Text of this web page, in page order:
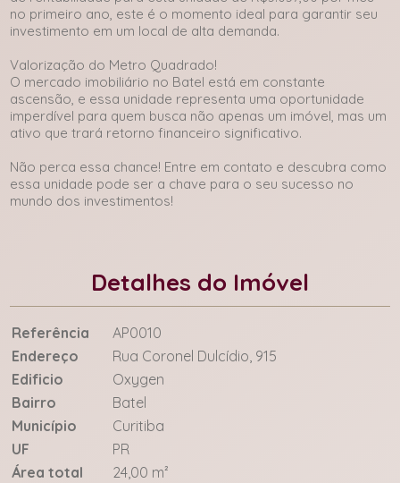
no primeiro ano, este é o momento ideal para garantir seu
investimento em um local de alta demanda.
Valorização do Metro Quadrado!
O mercado imobiliário no Batel está em constante
ascensão, e essa unidade representa uma oportunidade
imperdível para quem busca não apenas um imóvel, mas um
ativo que trará retorno financeiro significativo.
Não perca essa chance! Entre em contato e descubra como
essa unidade pode ser a chave para o seu sucesso no
mundo dos investimentos!
Detalhes do Imóvel
Referência
AP0010
Endereço
Rua Coronel Dulcídio, 915
Edificio
Oxygen
Bairro
Batel
Município
Curitiba
UF
PR
Área total
24,00 m²